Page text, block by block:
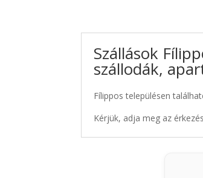
Szállások
szállodák,
Fílippos településen
Kérjük, adja meg az